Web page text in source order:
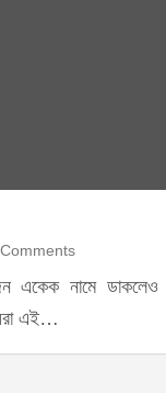
একেক নামে ডাকলেও
এই…